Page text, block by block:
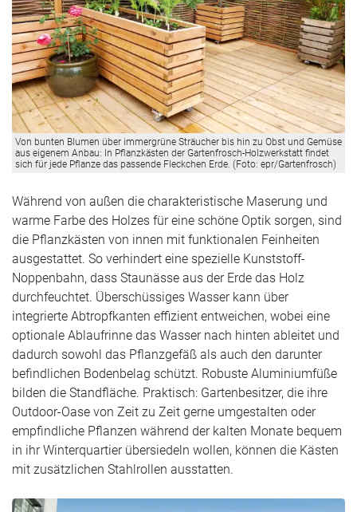
Von bunten Blumen über immergrüne Sträucher bis hin zu Obst und Gemüse
aus eigenem Anbau: In Pflanzkästen der Gartenfrosch-Holzwerkstatt findet
sich für jede Pflanze das passende Fleckchen Erde. (Foto: epr/Gartenfrosch)
Während von außen die charakteristische Maserung und
warme Farbe des Holzes für eine schöne Optik sorgen, sind
die Pflanzkästen von innen mit funktionalen Feinheiten
ausgestattet. So verhindert eine spezielle Kunststoff-
Noppenbahn, dass Staunässe aus der Erde das Holz
durchfeuchtet. Überschüssiges Wasser kann über
integrierte Abtropfkanten effizient entweichen, wobei eine
optionale Ablaufrinne das Wasser nach hinten ableitet und
dadurch sowohl das Pflanzgefäß als auch den darunter
befindlichen Bodenbelag schützt. Robuste Aluminiumfüße
bilden die Standfläche. Praktisch: Gartenbesitzer, die ihre
Outdoor-Oase von Zeit zu Zeit gerne umgestalten oder
empfindliche Pflanzen während der kalten Monate bequem
in ihr Winterquartier übersiedeln wollen, können die Kästen
mit zusätzlichen Stahlrollen ausstatten.